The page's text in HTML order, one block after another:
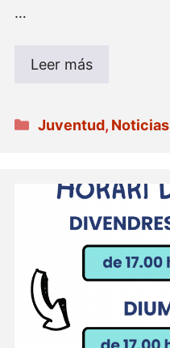
…
Leer más
Categorías
Juventud, Noticias